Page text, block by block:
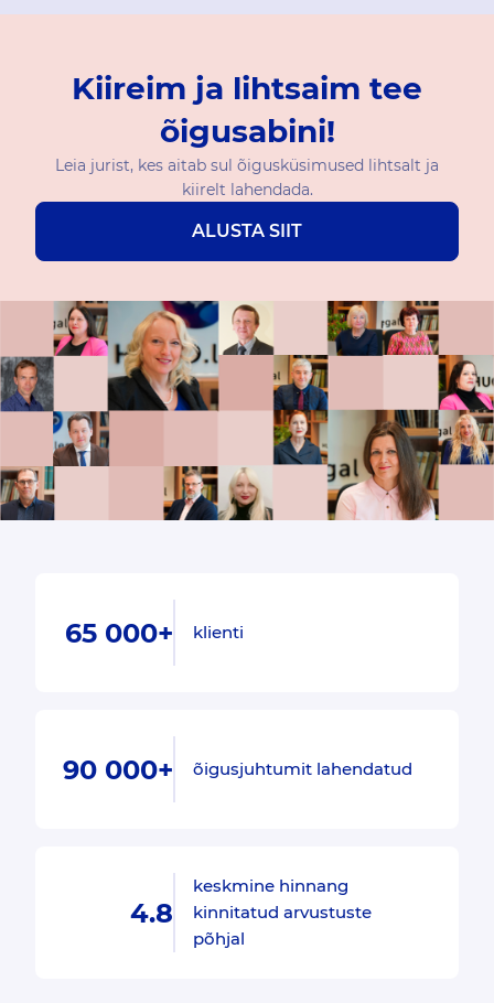
Kiireim ja lihtsaim tee
õigusabini!
Leia jurist, kes aitab sul õigusküsimused lihtsalt ja
kiirelt lahendada.
ALUSTA SIIT
65 000+ klienti
90 000+ õigusjuhtumit lahendatud
4.8
keskmine hinnang
kinnitatud arvustuste
põhjal